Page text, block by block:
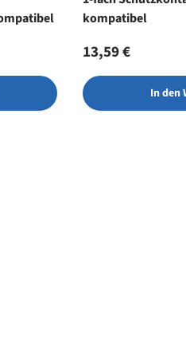
kompatibel
Normaler Preis
13,59 €
In den